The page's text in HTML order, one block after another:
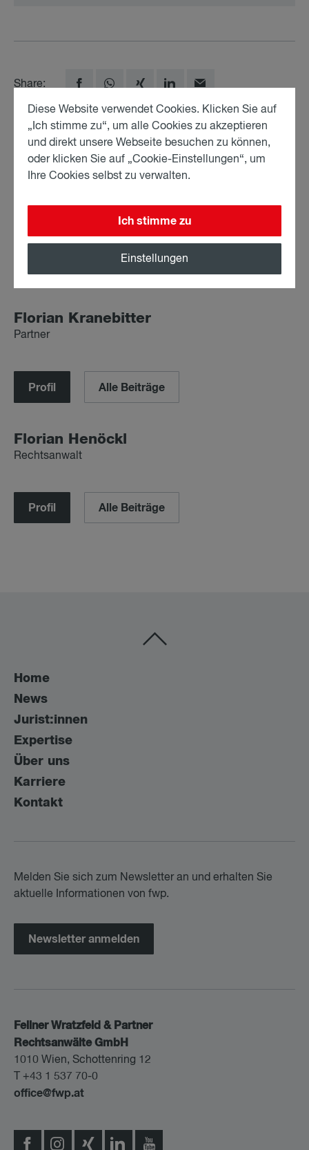
Share:
AutorIn
Flo­ri­an Kra­ne­bit­ter
Partner
Profil Alle Beiträge
Flo­ri­an Henöckl
Rechtsanwalt
Profil Alle Beiträge
Home
News
Jurist:innen
Expertise
Über uns
Karriere
Kontakt
Melden Sie sich zum Newsletter an und erhalten Sie
aktuelle Informationen von fwp.
Newsletter anmelden
Fellner Wratzfeld & Partner
Rechtsanwälte GmbH
1010 Wien, Schottenring 12
T +43 1 537 70-0
office@fwp.at
Diese Website verwendet Cookies. Klicken Sie auf
„Ich stimme zu“, um alle Cookies zu akzeptieren
und direkt unsere Webseite besuchen zu können,
oder klicken Sie auf „Cookie-Einstellungen“, um
Ihre Cookies selbst zu verwalten.
Ich stimme zu
Einstellungen